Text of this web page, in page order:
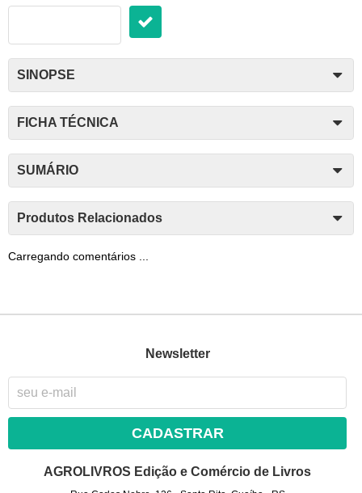
SINOPSE
FICHA TÉCNICA
SUMÁRIO
Produtos Relacionados
Carregando comentários ...
Newsletter
CADASTRAR
AGROLIVROS Edição e Comércio de Livros